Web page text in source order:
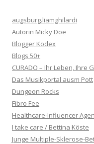
augsburg.liamghilardi
Autorin Micky Doe
Blogger Kodex
Blogs 50+
CURADO – Ihr Leben, Ihre
Das Musikportal ausm Pott
Dungeon Rocks
Fibro Fee
Healthcare-Influencer
I take care / Bettina Köste
Junge Multiple-Sklerose-